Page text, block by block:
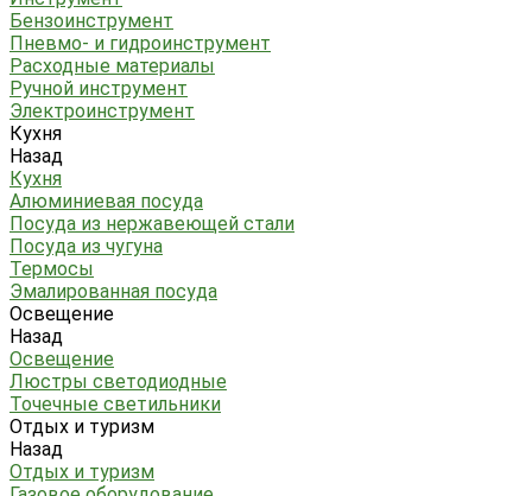
Бензоинструмент
Пневмо- и гидроинструмент
Расходные материалы
Ручной инструмент
Электроинструмент
Кухня
Назад
Кухня
Алюминиевая посуда
Посуда из нержавеющей стали
Посуда из чугуна
Термосы
Эмалированная посуда
Освещение
Назад
Освещение
Люстры светодиодные
Точечные светильники
Отдых и туризм
Назад
Отдых и туризм